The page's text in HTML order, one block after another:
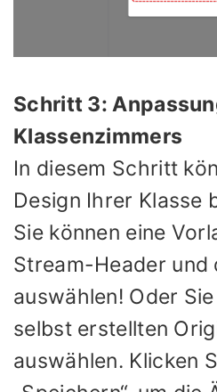
Schritt 3:
Klassenzimmers
In diesem Schritt
Design Ihrer Klasse
Sie können eine
Stream-Header und
auswählen! Oder
selbst erstellten
auswählen. Klicken